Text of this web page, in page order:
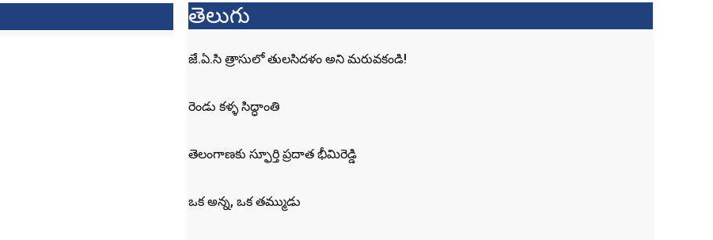
తెలుగు
జే.ఏ.సి త్రాసులో తులసిదళం అని మరువకండి!
రెండు కళ్ళ సిద్ధాంతి
తెలంగాణకు స్ఫూర్తి ప్రదాత భీమిరెడ్డి
ఒక అన్న, ఒక తమ్ముడు